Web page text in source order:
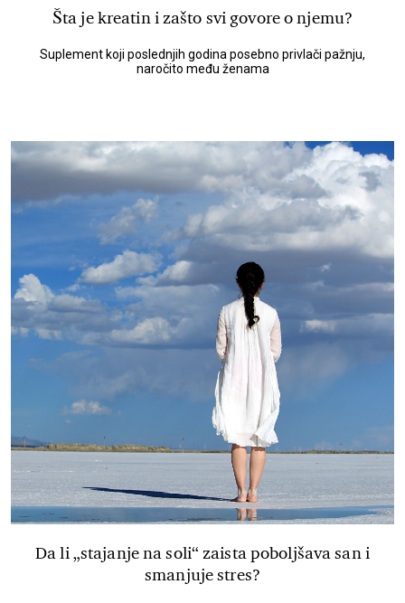
Šta je kreatin i zašto svi govore o njemu?
Suplement koji poslednjih godina posebno privlači pažnju,
naročito među ženama
Da li „stajanje na soli“ zaista poboljšava san i
smanjuje stres?